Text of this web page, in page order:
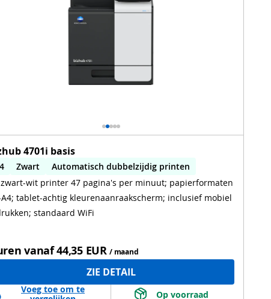
4701i basis
Zwart
Automatisch dubbelzijdig printen
wit printer 47 pagina's per minuut; papierformaten
A4; tablet-achtig kleurenaanraakscherm; inclusief mobiel
standaard WiFi
vanaf44,35 EUR / maand
ZIE DETAIL
Voeg toe om te
Op voorraad